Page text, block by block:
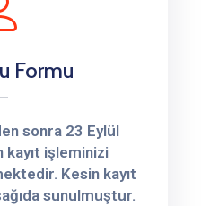
Formu
sonra 23 Eylül
işleminizi
Kesin kayıt
sunulmuştur.